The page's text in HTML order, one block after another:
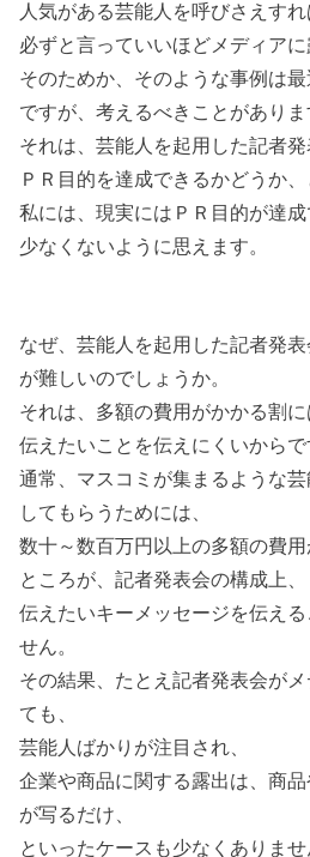
人気がある芸能人を呼びさえすれ
必ずと言っていいほどメディアに
そのためか、そのような事例は最
ですが、考えるべきことがありま
それは、芸能人を起用した記者発
ＰＲ目的を達成できるかどうか、
私には、現実にはＰＲ目的が達
少なくないように思えます。
なぜ、芸能人を起用した記者発
が難しいのでしょうか。
それは、多額の費用がかかる割に
伝えたいことを伝えにくいからで
通常、マスコミが集まるような
してもらうためには、
数十～数百万円以上の多額の費用
ところが、記者発表会の構成上、
伝えたいキーメッセージを伝え
せん。
その結果、たとえ記者発表会が
ても、
芸能人ばかりが注目され、
企業や商品に関する露出は、商
が写るだけ、
といったケースも少なくありませ